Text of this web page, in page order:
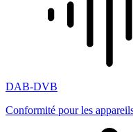
DAB-DVB
Conformité pour les